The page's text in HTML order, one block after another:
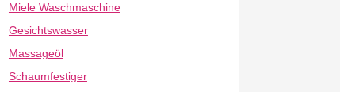
Miele Waschmaschine
Gesichtswasser
Massageöl
Schaumfestiger